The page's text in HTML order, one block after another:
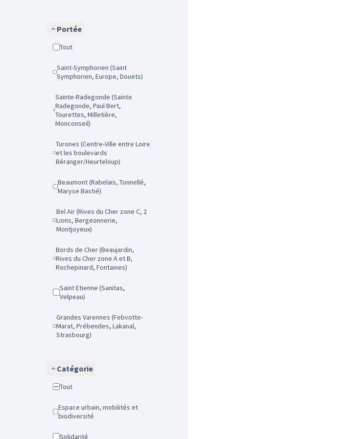
Portée
Tout
Saint-Symphorien (Saint
Symphorien, Europe, Douets)
Sainte-Radegonde (Sainte
Radegonde, Paul Bert,
Tourettes, Milletière,
Monconseil)
Turones (Centre-Ville entre Loire
et les boulevards
Béranger/Heurteloup)
Beaumont (Rabelais, Tonnellé,
Maryse Bastié)
Bel Air (Rives du Cher zone C, 2
Lions, Bergeonnerie,
Montjoyeux)
Bords de Cher (Beaujardin,
Rives du Cher zone A et B,
Rochepinard, Fontaines)
Saint Etienne (Sanitas,
Velpeau)
Grandes Varennes (Febvotte-
Marat, Prébendes, Lakanal,
Strasbourg)
Catégorie
Tout
Espace urbain, mobilités et
biodiversité
Solidarité